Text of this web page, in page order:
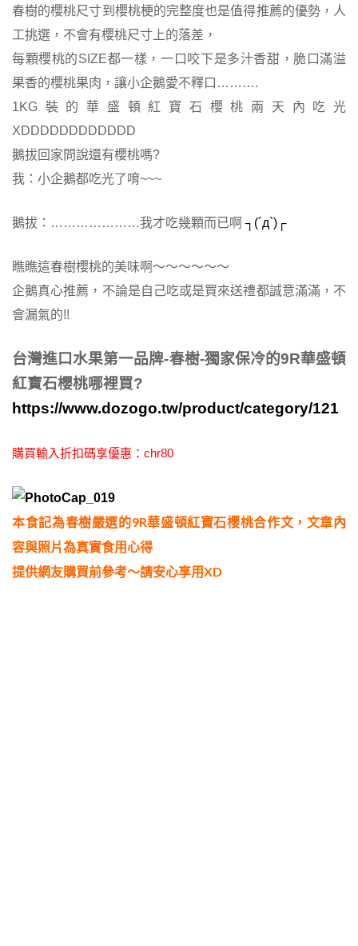
春樹的櫻桃尺寸到櫻桃梗的完整度也是值得推薦的優勢，人
工挑選，不會有櫻桃尺寸上的落差，
每顆櫻桃的SIZE都一樣，一口咬下是多汁香甜，脆口滿溢
果香的櫻桃果肉，讓小企鵝愛不釋口……….
1KG裝的華盛頓紅寶石櫻桃兩天內吃光
XDDDDDDDDDDDD
鵝拔回家問說還有櫻桃嗎?
我：小企鵝都吃光了唷~~~
鵝拔：…………………我才吃幾顆而已啊 ┐(´д`)┌
瞧瞧這春樹櫻桃的美味啊～～～～～～
企鵝真心推薦，不論是自己吃或是買來送禮都誠意滿滿，不
會漏氣的!!
台灣進口水果第一品牌-春樹-獨家保冷的9R華盛頓
紅寶石櫻桃哪裡買?
https://www.dozogo.tw/product/category/121
購買輸入折扣碼享優惠：chr80
本食記為春樹嚴選的9R華盛頓紅寶石櫻桃合作文，文章內
容與照片為真實食用心得
提供網友購買前參考～請安心享用XD